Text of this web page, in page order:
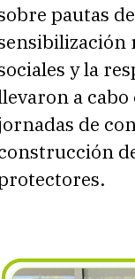
pautas
y la
a
de